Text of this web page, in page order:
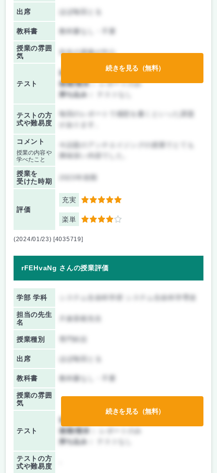
出席 ほぼ毎回とる
教科書 教科書なし・不要
授業の雰囲
気
先生の講義が中心
テスト
前期/中間：
レポートのみ
後期/期末：レポートのみ
持ち込み：
テストの方
式や難易度
毎回のレポートで感想を書くといった課題
があります。
コメント
授業の内容や
学べたこと
授業を
受けた時期
評価
充実 5
楽単 4
続きを見る（無料）
(2024/01/23) [4035719]
rFEHvaNg さんの授業評価
学部 学科 システム生命科学府 システム生命科学専攻
担当の先生
名
片倉喜範先生
授業種別
出席 ほぼ毎回とる
教科書 教科書なし・不要
授業の雰囲
気
テスト
前期/中間：
後期/期末：
持ち込み：
テストの方
式や難易度
続きを見る（無料）